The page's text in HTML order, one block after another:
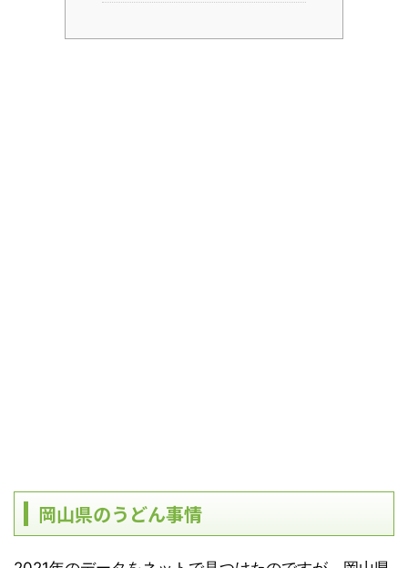
岡山県のうどん事情